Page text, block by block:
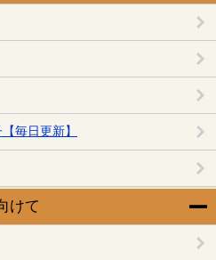
毎日更新】
けて